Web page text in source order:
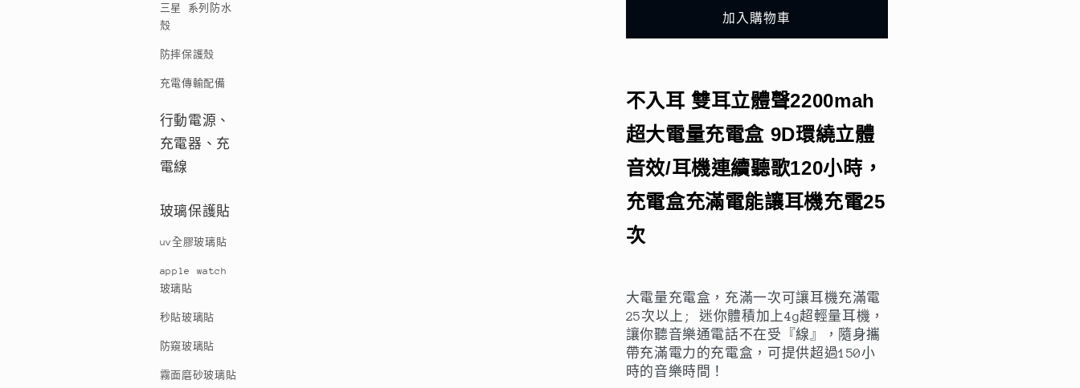
三星 系列防水
殼
防摔保護殼
充電傳輸配備
行動電源、
充電器、充
電線
玻璃保護貼
uv全膠玻璃貼
apple watch
玻璃貼
秒貼玻璃貼
防窺玻璃貼
霧面磨砂玻璃貼
電
9D
環
繞
立
音
耳
機
連
續
聽
大
電
9D
環
繞
立
耳
機
連
續
加入購物車
不入耳 雙耳立體聲2200mah
超大電量充電盒 9D環繞立體
音效/耳機連續聽歌120小時，
充電盒充滿電能讓耳機充電25
次
大電量充電盒，充滿一次可讓耳機充滿電
25次以上; 迷你體積加上4g超輕量耳機，
讓你聽音樂通電話不在受『線』，隨身攜
帶充滿電力的充電盒，可提供超過150小
時的音樂時間！